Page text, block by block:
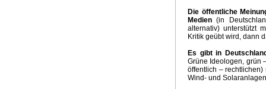
Die öffentliche
Medien (in
alternativ) unterstützt
Kritik geübt wird, dann
Es gibt in
Grüne Ideologen, grün
öffentlich –
Wind- und